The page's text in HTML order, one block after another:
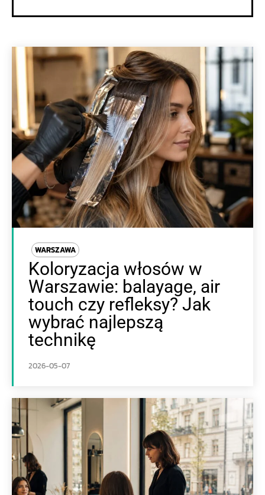
WARSZAWA
Koloryzacja włosów w
Warszawie: balayage, air
touch czy refleksy? Jak
wybrać najlepszą
technikę
2026-05-07